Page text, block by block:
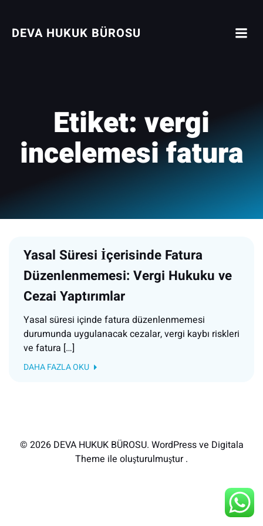
DEVA HUKUK BÜROSU
Etiket: vergi
incelemesi fatura
Yasal Süresi İçerisinde Fatura
Düzenlenmemesi: Vergi Hukuku ve
Cezai Yaptırımlar
Yasal süresi içinde fatura düzenlenmemesi
durumunda uygulanacak cezalar, vergi kaybı riskleri
ve fatura […]
DAHA FAZLA OKU
© 2026 DEVA HUKUK BÜROSU. WordPress ve Digitala
Theme ile oluşturulmuştur .